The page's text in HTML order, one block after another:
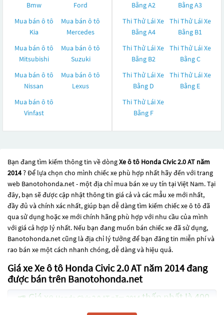
Bmw
Ford
Mua bán ô tô
Kia
Mua bán ô tô
Mercedes
Mua bán ô tô
Mitsubishi
Mua bán ô tô
Suzuki
Mua bán ô tô
Nissan
Mua bán ô tô
Lexus
Mua bán ô tô
Vinfast
Bằng A2
Bằng A3
Thi Thử Lái Xe
Bằng A4
Thi Thử Lái Xe
Bằng B1
Thi Thử Lái Xe
Bằng B2
Thi Thử Lái Xe
Bằng C
Thi Thử Lái Xe
Bằng D
Thi Thử Lái Xe
Bằng E
Thi Thử Lái Xe
Bằng F
Bạn đang tìm kiếm thông tin về dòngXe ô tô Honda Civic 2.0 AT năm
2014? Để lựa chọn cho mình chiếc xe phù hợp nhất hãy đến với trang
web Banotohonda.net - một địa chỉ mua bán xe uy tín tại Việt Nam. Tại
đây, bạn sẽ được cập nhật thông tin giá cả và các mẫu xe mới nhất,
đầy đủ và chính xác nhất, giúp bạn dễ dàng tìm kiếm chiếc xe ô tô đã
qua sử dụng hoặc xe mới chính hãng phù hợp với nhu cầu của mình
với giá cả hợp lý nhất. Nếu bạn đang muốn bán chiếc xe đã sử dụng,
Banotohonda.net cũng là địa chỉ lý tưởng để bạn đăng tin miễn phí và
rao bán xe một cách nhanh chóng, dễ dàng và hiệu quả.
Giá xe Xe ô tô Honda Civic 2.0 AT năm 2014 đang
được bán trên Banotohonda.net
Giá xe Honda Civic 2.0 AT năm 2014 thấp nhất là 400